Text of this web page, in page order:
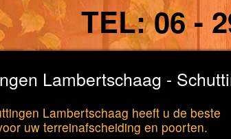
TEL:06 -
Lambertschaag -
Lambertschaag heeft u de beste
uw terreinafscheiding en poorten.